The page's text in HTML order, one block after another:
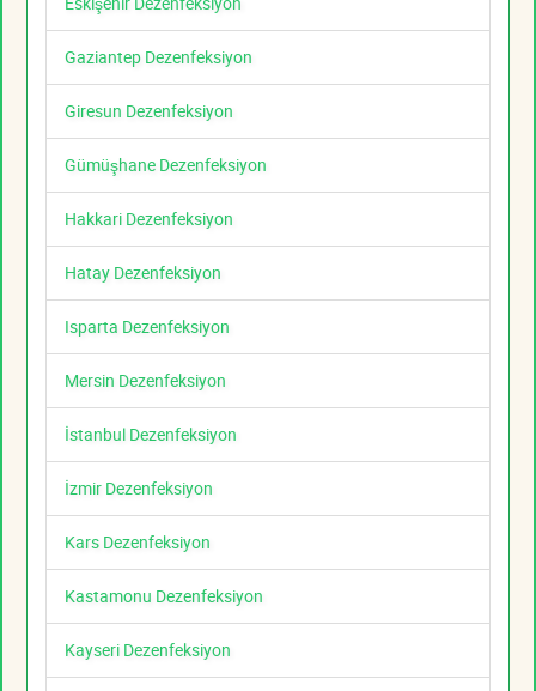
Gaziantep Dezenfeksiyon
Giresun Dezenfeksiyon
Gümüşhane Dezenfeksiyon
Hakkari Dezenfeksiyon
Hatay Dezenfeksiyon
Isparta Dezenfeksiyon
Mersin Dezenfeksiyon
İstanbul Dezenfeksiyon
İzmir Dezenfeksiyon
Kars Dezenfeksiyon
Kastamonu Dezenfeksiyon
Kayseri Dezenfeksiyon